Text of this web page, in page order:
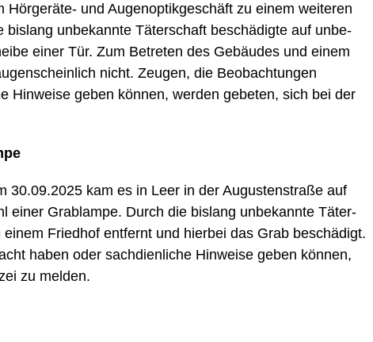
Hör­ge­rä­te- und Augen­op­tik­ge­schäft zu einem wei­te­ren
bis­lang unbe­kann­te Täter­schaft beschä­dig­te auf unbe­
einer Tür. Zum Betre­ten des Gebäu­des und einem
nicht. Zeu­gen, die Beob­ach­tun­gen
Hin­wei­se geben kön­nen, wer­den gebe­ten, sich bei der
30.09.2025 kam es in Leer in der Augus­ten­stra­ße auf
einer Grab­lam­pe. Durch die bis­lang unbe­kann­te Täter­
Fried­hof ent­fernt und hier­bei das Grab beschä­digt.
haben oder sach­dien­li­che Hin­wei­se geben kön­nen,
zu melden.